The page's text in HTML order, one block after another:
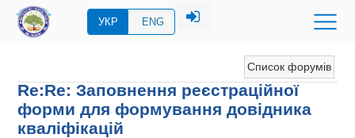
УКР ENG
Список форумів
Re:Re: Заповнення реєстраційної
форми для формування довідника
кваліфікацій